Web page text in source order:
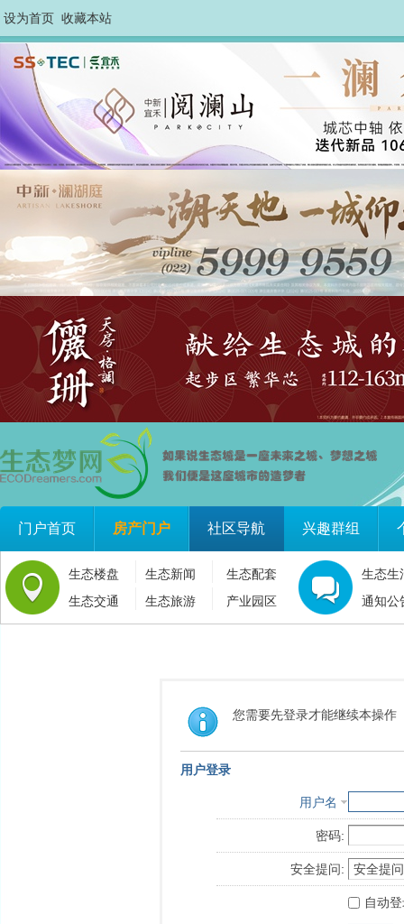
设为首页 收藏本站
门户首页 房产门户 社区导航 兴趣群组
生态楼盘 生态新闻
生态配套
生态交通
生态旅游 产业园区
生态生
通知公
您需要先登录才能继续本操作
用户登录
用户名
密码:
安全提问:
自动